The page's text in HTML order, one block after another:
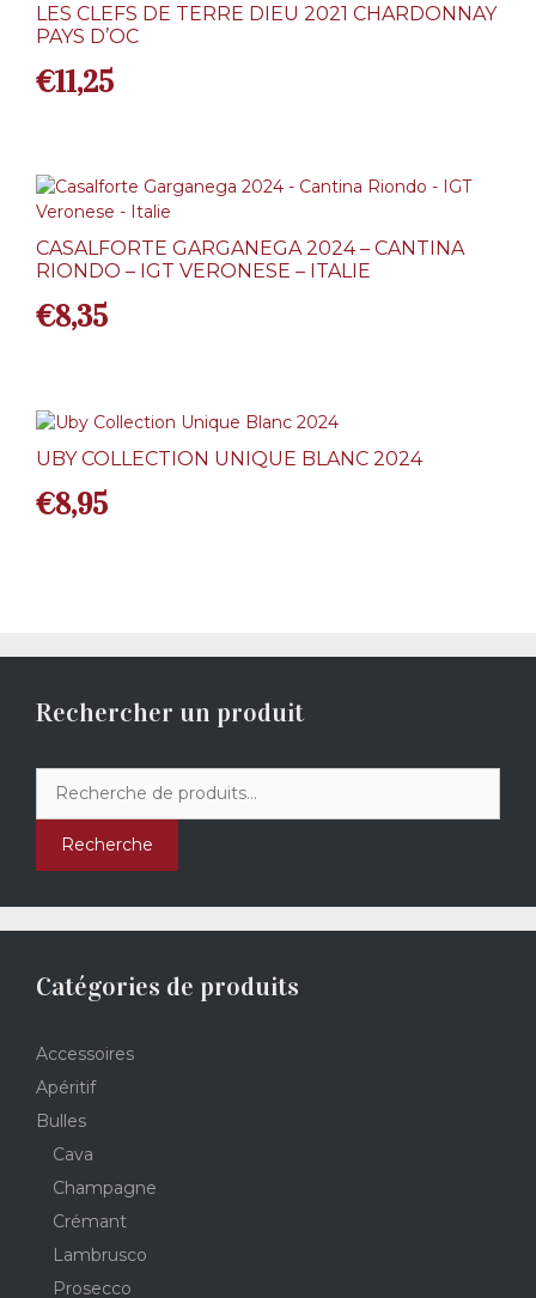
LES CLEFS DE TERRE DIEU 2021 CHARDONNAY
PAYS D’OC
€11,25
CASALFORTE GARGANEGA 2024 – CANTINA
RIONDO – IGT VERONESE – ITALIE
€8,35
UBY COLLECTION UNIQUE BLANC 2024
€8,95
Rechercher un produit
pour :
Recherche
Catégories de produits
Accessoires
Apéritif
Bulles
Cava
Champagne
Crémant
Lambrusco
Prosecco